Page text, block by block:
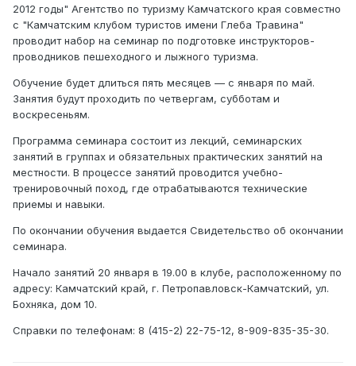
2012 годы" Агентство по туризму Камчатского края совместно
с "Камчатским клубом туристов имени Глеба Травина"
проводит набор на семинар по подготовке инструкторов-
проводников пешеходного и лыжного туризма.
Обучение будет длиться пять месяцев — с января по май.
Занятия будут проходить по четвергам, субботам и
воскресеньям.
Программа семинара состоит из лекций, семинарских
занятий в группах и обязательных практических занятий на
местности. В процессе занятий проводится учебно-
тренировочный поход, где отрабатываются технические
приемы и навыки.
По окончании обучения выдается Свидетельство об окончании
семинара.
Начало занятий 20 января в 19.00 в клубе, расположенному по
адресу: Камчатский край, г. Петропавловск-Камчатский, ул.
Бохняка, дом 10.
Справки по телефонам: 8 (415-2) 22-75-12, 8-909-835-35-30.